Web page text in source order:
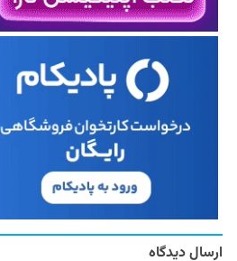
ارسال دیدگاه